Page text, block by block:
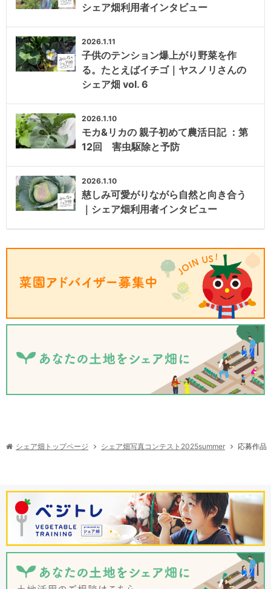
シェア畑利用者インタビュー
2026.1.11
子供のテンション爆上がり野菜を作
る。たとえばイチゴ｜ヤスノリさんの
シェア畑 vol. 6
2026.1.10
モカ&リカの 親子初めて農活日記 ：第
12回 害虫駆除と予防
2026.1.10
慈しみ可愛がりながら自然と向き合う
｜シェア畑利用者インタビュー
シェア畑トップページ シェア畑写真コンテスト2025summer 応募作品